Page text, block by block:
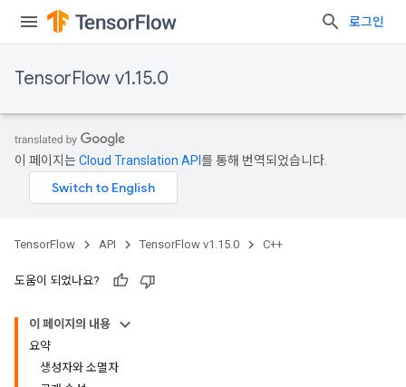
로그인
TensorFlow v1.15.0
이 페이지는Cloud Translation API 를 통해 번역되었습니다.
TensorFlow API TensorFlow v1.15.0 C++
도움이 되었나요?
이 페이지의 내용
요약
생성자와 소멸자